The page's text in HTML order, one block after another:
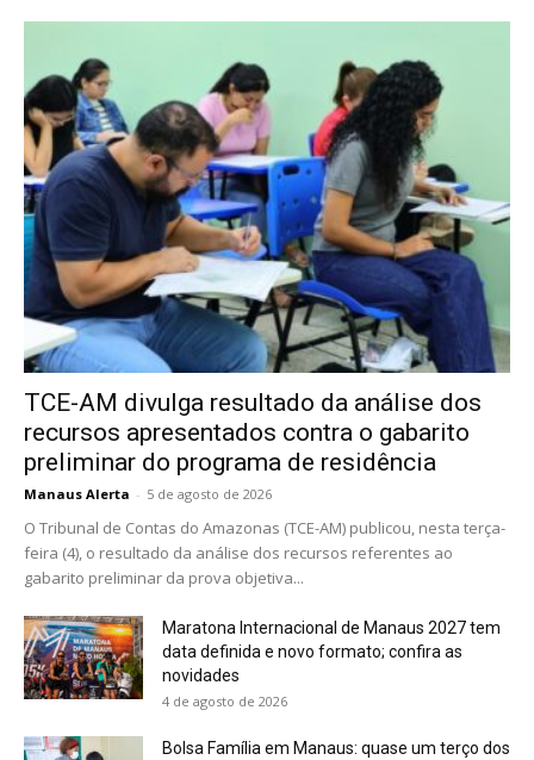
TCE-AM divulga resultado da análise dos
recursos apresentados contra o gabarito
preliminar do programa de residência
Manaus Alerta - 5 de agosto de 2026
O Tribunal de Contas do Amazonas (TCE-AM) publicou, nesta terça-
feira (4), o resultado da análise dos recursos referentes ao
gabarito preliminar da prova objetiva...
Maratona Internacional de Manaus 2027 tem
data definida e novo formato; confira as
novidades
4 de agosto de 2026
Bolsa Família em Manaus: quase um terço dos